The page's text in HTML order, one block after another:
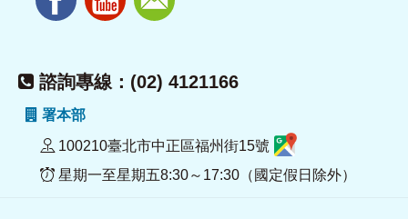
諮詢專線：(02) 4121166
署本部
100210臺北市中正區福州街15號
星期一至星期五8:30～17:30（國定假日除外）